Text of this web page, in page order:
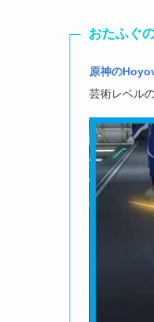
おたふぐ
原神の
芸術レベル